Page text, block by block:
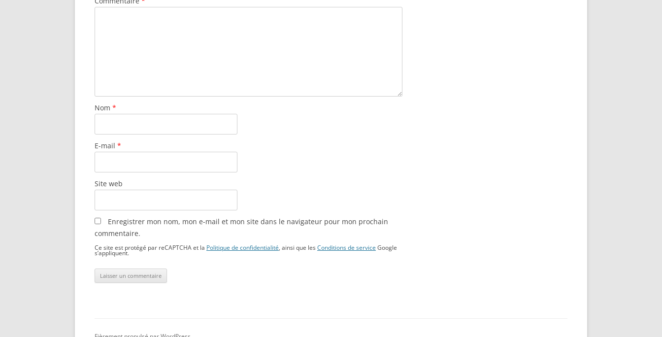
Nom *
E-mail *
Site web
Enregistrer mon nom, mon e-mail et mon site dans le navigateur pour mon prochain
commentaire.
Ce site est protégé par reCAPTCHA et la Politique de confidentialité , ainsi que lesConditions de service Google
s’appliquent.